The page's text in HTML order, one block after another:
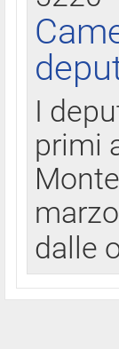
I
primi
dalle